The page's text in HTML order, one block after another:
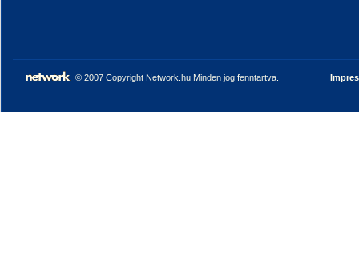
© 2007 Copyright Network.hu Minden jog fenntartva.